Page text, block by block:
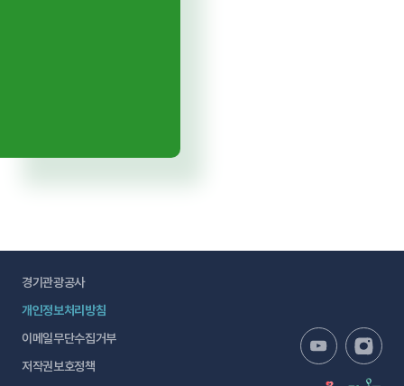
경기관광공사
개인정보처리방침
이메일무단수집거부
저작권보호정책